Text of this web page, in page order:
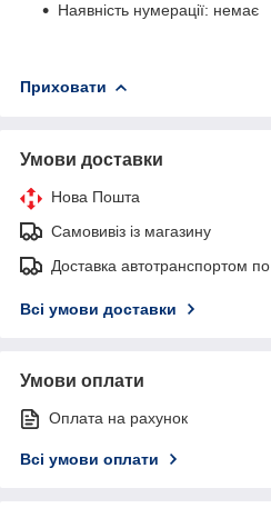
Наявність нумерації: немає
Приховати
Умови доставки
Нова Пошта
Самовивіз із магазину
Доставка автотранспортом
Всі умови доставки
Умови оплати
Оплата на рахунок
Всі умови оплати